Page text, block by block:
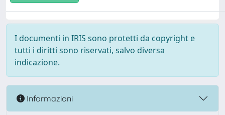
I documenti in IRIS sono protetti da copyright e
tutti i diritti sono riservati, salvo diversa
indicazione.
Informazioni